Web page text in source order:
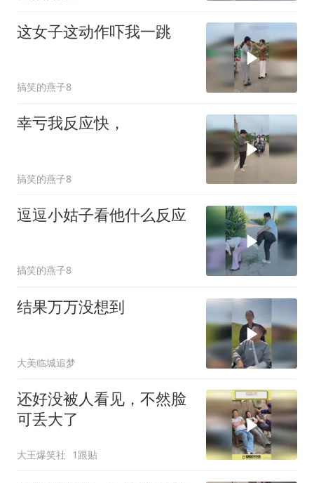
这女子这动作吓我一跳
搞笑的燕子8
幸亏我反应快，
搞笑的燕子8
逗逗小姑子看他什么反应
搞笑的燕子8
结果万万没想到
大美临城追梦
还好没被人看见，不然脸
可丢大了
大王爆笑社 1跟贴